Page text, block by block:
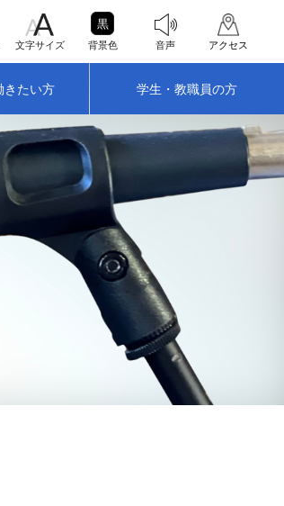
文字サイズ
黒
背景色 音声 アクセス
きたい方 学生・教職員の方